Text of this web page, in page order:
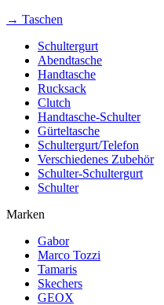
→ Taschen
Schultergurt
Abendtasche
Handtasche
Rucksack
Clutch
Handtasche-Schulter
Gürteltasche
Schultergurt/Telefon
Verschiedenes Zubehör
Schulter-Schultergurt
Schulter
Marken
Gabor
Marco Tozzi
Tamaris
Skechers
GEOX